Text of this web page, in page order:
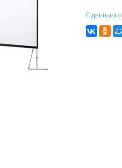
С данным